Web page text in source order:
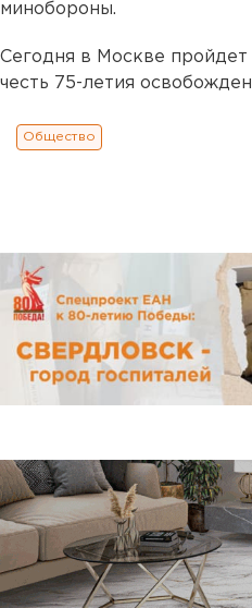
минобороны.
Сегодня в Москве
честь 75-летия
Общество